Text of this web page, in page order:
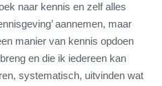
naar kennis en zelf alles
aannemen, maar
manier van kennis opdoen
en die ik iedereen kan
systematisch, uitvinden wat